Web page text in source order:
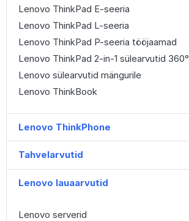
Lenovo ThinkPad E-seeria
Lenovo ThinkPad L-seeria
Lenovo ThinkPad P-seeria tööjaamad
Lenovo ThinkPad 2-in-1 sülearvutid 360°
Lenovo sülearvutid mängurile
Lenovo ThinkBook
Lenovo ThinkPhone
Tahvelarvutid
Lenovo lauaarvutid
Lenovo serverid